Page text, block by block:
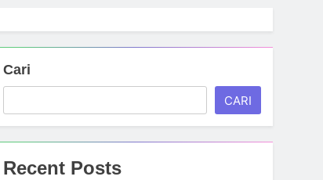
Cari
CARI
Recent Posts